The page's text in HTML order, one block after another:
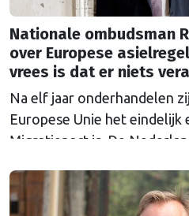
Nationale ombudsman
over Europese
vrees is dat er niets
Na elf jaar onderhandelen
Europese Unie het eindelijk
Migratiepact is. De
Nationale ombudsman
zegt iets over onze